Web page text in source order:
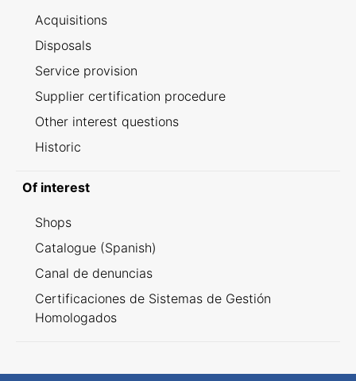
Acquisitions
Disposals
Service provision
Supplier certification procedure
Other interest questions
Historic
Of interest
Shops
Catalogue (Spanish)
Canal de denuncias
Certificaciones de Sistemas de Gestión
Homologados